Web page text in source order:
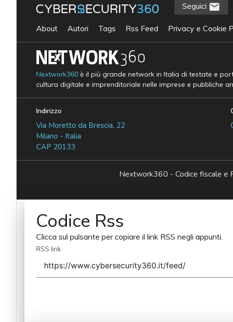
Seguici
About Autori Tags Rss Feed Privacy e Cookie
Nextwork360è il più grande network in Italia di testate e
cultura digitale e imprenditoriale nelle imprese e pubbliche
Indirizzo
Via Moretto da Brescia, 22
Milano - Italia
CAP 20133
Nextwork360 - Codice fiscale
Codice Rss
Clicca sul pulsante per copiare il link RSS negli appunti.
RSS link